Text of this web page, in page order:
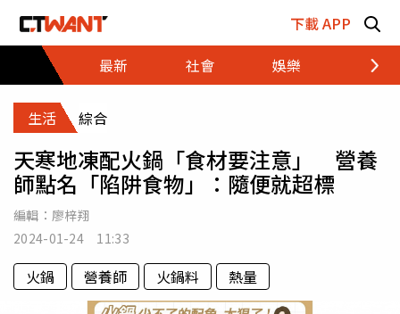
下載 APP
最新
社會 娛樂 財經
生活 綜合
天寒地凍配火鍋「食材要注意」 營養
師點名「陷阱食物」：隨便就超標
編輯： 廖梓翔
2024-01-24 11:33
火鍋 營養師 火鍋料 熱量